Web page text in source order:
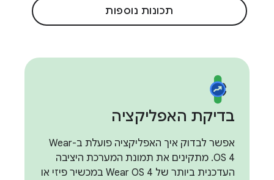
תכונות נוספות
בדיקת האפליקציה
אפשר לבדוק איך האפליקציה פועלת ב-Wear
OS 4. מתקינים את תמונת המערכת היציבה
העדכנית ביותר של Wear OS 4 במכשיר פיזי או